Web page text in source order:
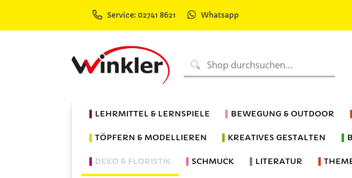
Service: 02741 8621 Whatsapp
LEHRMITTEL & LERNSPIELE BEWEGUNG & OUTDOOR
TÖPFERN & MODELLIEREN KREATIVES GESTALTEN
DEKO & FLORISTIK SCHMUCK LITERATUR